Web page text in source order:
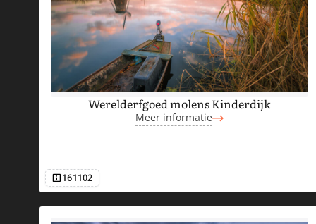
L
A
N
B
I
Werelderfgoed molens Kinderdijk
Meer informatie
Afbeeldingsnummer
161102